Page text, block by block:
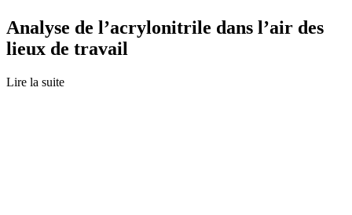
Analyse de l’acrylonitrile dans l’air des
lieux de travail
Lire la suite